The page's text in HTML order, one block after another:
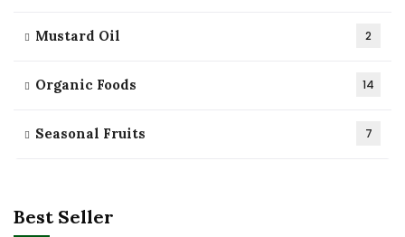
Mustard Oil 2
Organic Foods 14
Seasonal Fruits 7
Best Seller